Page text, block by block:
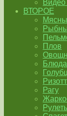
ВТОРОЕ
Плов
Рагу